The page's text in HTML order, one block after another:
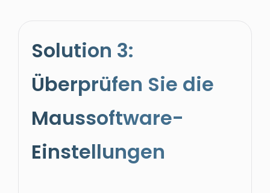
Solution 3:
Überprüfen Sie die
Maussoftware-
Einstellungen